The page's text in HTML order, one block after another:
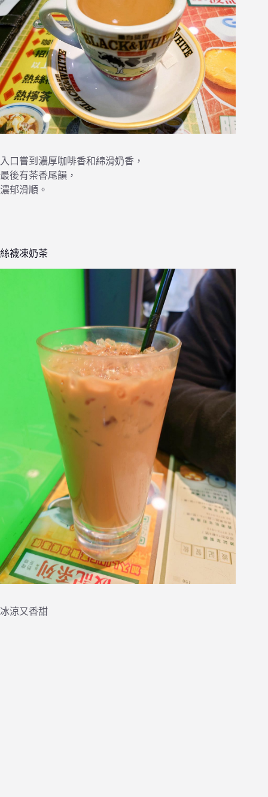
入口嘗到濃厚咖啡香和綿滑奶香，
最後有茶香尾韻，
濃郁滑順。
絲襪凍奶茶
冰涼又香甜